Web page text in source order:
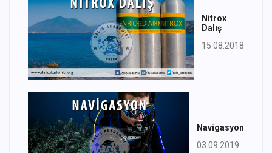
Nitrox
Dalış
15.08.2018
Navigasyon
03.09.2019